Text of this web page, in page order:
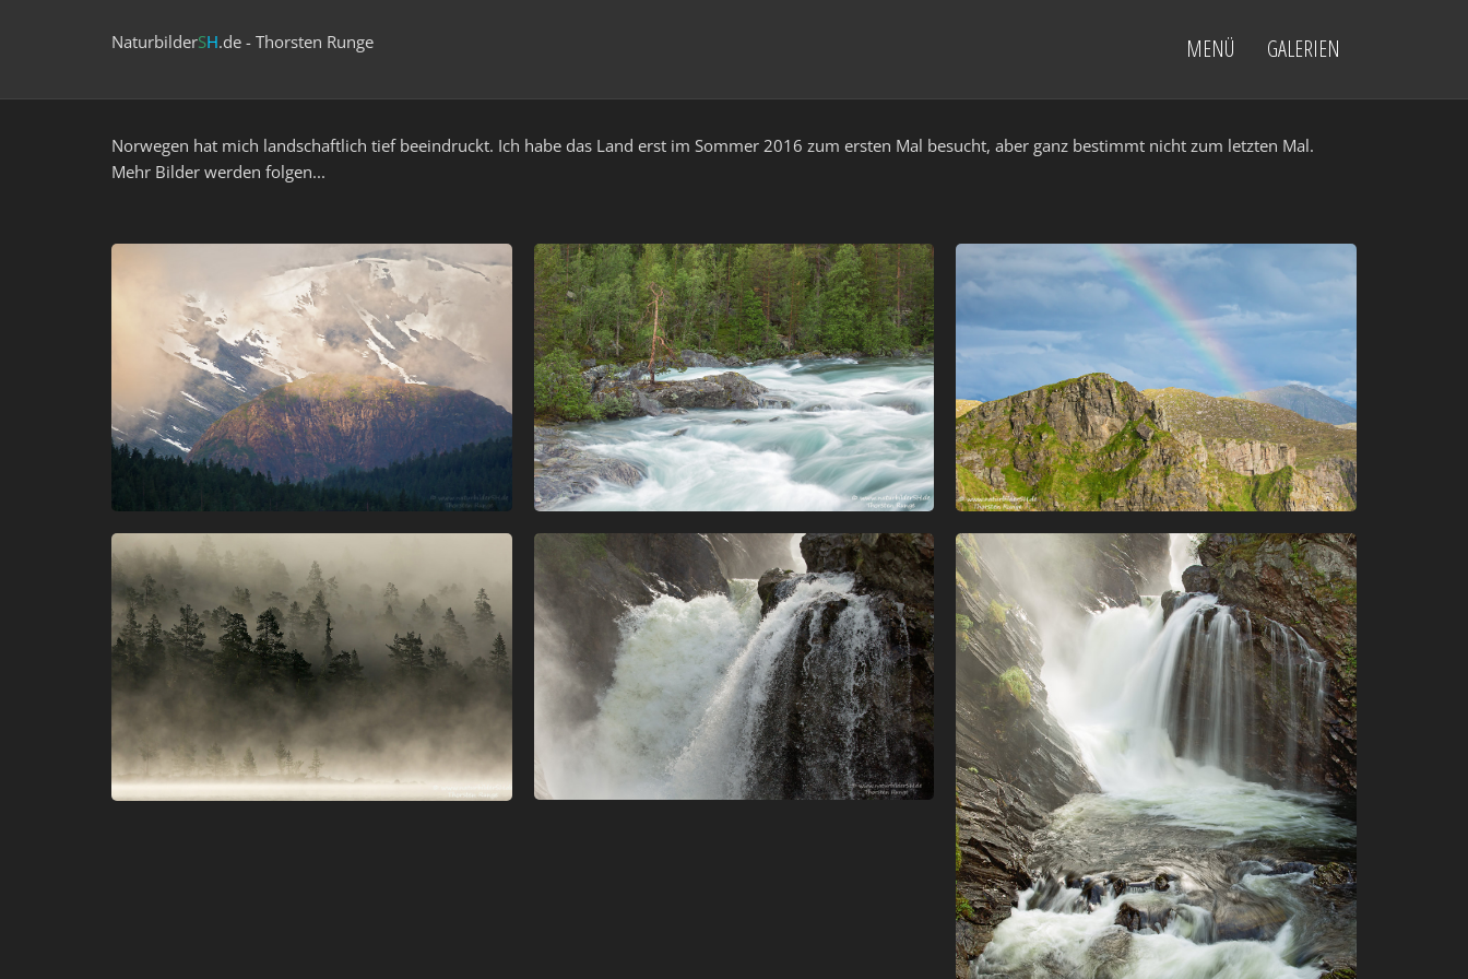
NaturbilderSH.de - Thorsten Runge MENÜ GALERIEN
Norwegen hat mich landschaftlich tief beeindruckt. Ich habe das Land erst im Sommer 2016 zum ersten Mal besucht, aber ganz bestimmt nicht zum letzten Mal.
Mehr Bilder werden folgen...